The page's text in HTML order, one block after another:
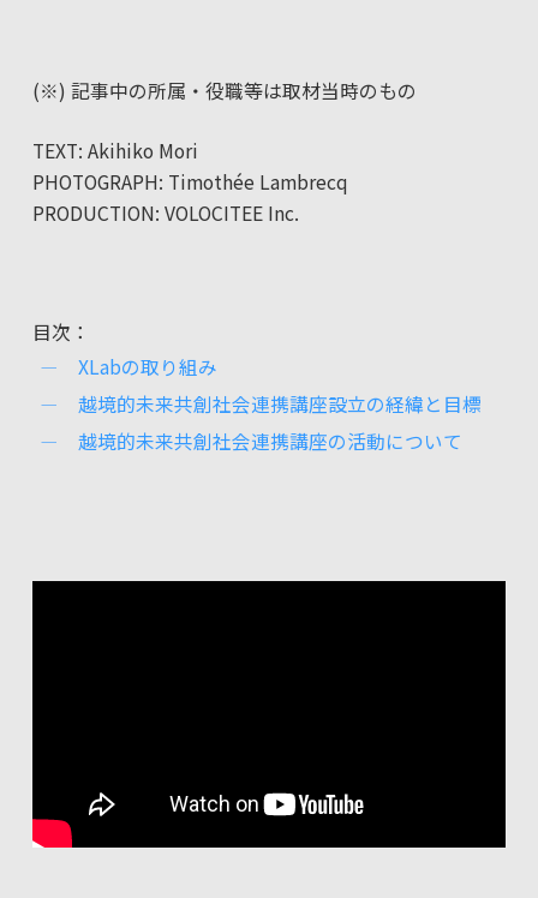
(※) 記事中の所属・役職等は取材当時のもの
TEXT: Akihiko Mori
PHOTOGRAPH: Timothée Lambrecq
PRODUCTION: VOLOCITEE Inc.
目次：
XLabの取り組み
越境的未来共創社会連携講座設立の経緯と目標
越境的未来共創社会連携講座の活動について